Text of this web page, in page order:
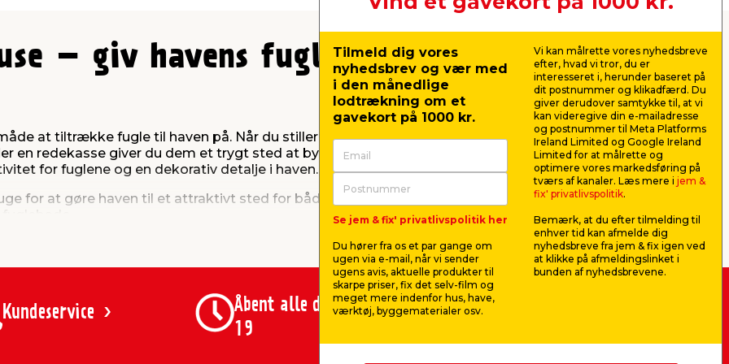
– giv havens fugle de bedste
at tiltrække fugle til haven på. Når du stiller foder frem, sikrer du, at fuglene får energi
en redekasse giver du dem et trygt sted at bygge rede og opfostre unger. Et fuglebad
for fuglene og en dekorativ detalje i haven.
for at gøre haven til et attraktivt sted for både småfugle og større arter – fra fuglefoder og
året rundt
sne og giver fuglene fri adgang til mad. Det gør det nemt at fodre havens fugle – uanset
midt i haven, hænge det i et træ eller sætte det tæt på terrassen, så du kan nyde synet
Kundeservice
Åbent alle dage 8 -
19
Køb i webshop
Tilmeld dig vores
nyhedsbrev og vær med
i den månedlige
lodtrækning om et
gavekort på 1000 kr.
Se jem & fix' privatlivspolitik her
Du hører fra os et par gange om
ugen via e-mail, når vi sender
ugens avis, aktuelle produkter til
skarpe priser, fix det selv-film og
meget mere indenfor hus, have,
værktøj, byggematerialer osv.
Vi kan målrette vores nyhedsbreve
efter, hvad vi tror, du er
interesseret i, herunder baseret på
dit postnummer og klikadfærd. Du
giver derudover samtykke til, at vi
kan videregive din e-mailadresse
og postnummer til Meta Platforms
Ireland Limited og Google Ireland
Limited for at målrette og
optimere vores markedsføring på
tværs af kanaler. Læs mere i jem &
fix' privatlivspolitik.
Bemærk, at du efter tilmelding til
enhver tid kan afmelde dig
nyhedsbreve fra jem & fix igen ved
at klikke på afmeldingslinket i
bunden af nyhedsbrevene.